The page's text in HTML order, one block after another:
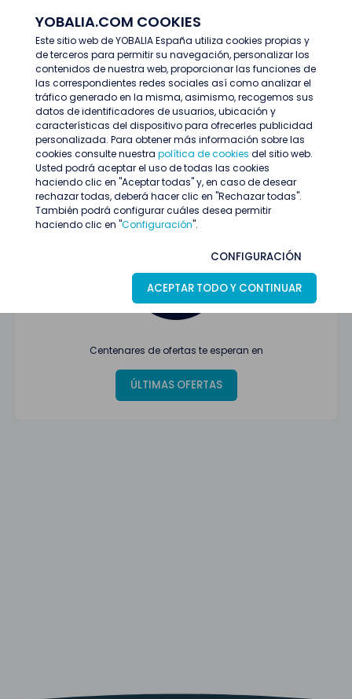
YOBALIA.COM COOKIES
Este sitio web de YOBALIA España utiliza cookies propias y
de terceros para permitir su navegación, personalizar los
contenidos de nuestra web, proporcionar las funciones de
las correspondientes redes sociales así como analizar el
tráfico generado en la misma, asimismo, recogemos sus
datos de identificadores de usuarios, ubicación y
características del dispositivo para ofrecerles publicidad
personalizada. Para obtener más información sobre las
cookies consulte nuestra política de cookies del sitio web.
Usted podrá aceptar el uso de todas las cookies
haciendo clic en "Aceptar todas" y, en caso de desear
rechazar todas, deberá hacer clic en "Rechazar todas".
También podrá configurar cuáles desea permitir
haciendo clic en "Configuración".
CONFIGURACIÓN
ACEPTAR TODO Y CONTINUAR
Últimas ofertas
Oferta no encontrada o ha finalizado su
proceso de selección
Centenares de ofertas te esperan en
ÚLTIMAS OFERTAS